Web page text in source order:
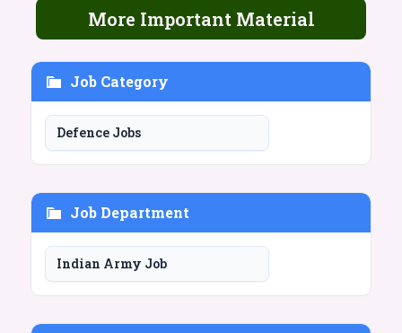
More Important Material
Job Category
Defence Jobs
Job Department
Indian Army Job